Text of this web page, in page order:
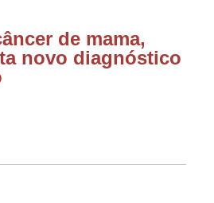
de mama,
novo diagnóstico